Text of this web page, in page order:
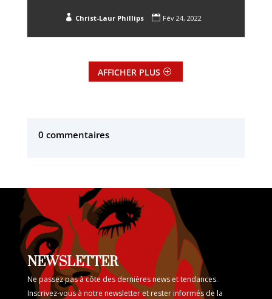
 Christ-Laur Phillips  Fév 24, 2022
AFFICHER PLUS
0 commentaires
NEWSLETTER
Ne passez pas à côte des dernières news et tendances.
Inscrivez-vous à notre newsletter et rester informés de la